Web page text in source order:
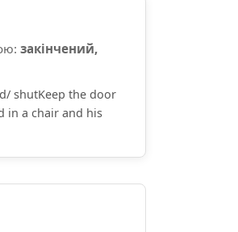
закінчений,
shutKeep the door
in a chair and his